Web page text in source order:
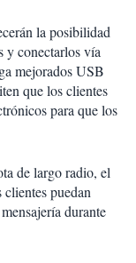
la posibilidad
y conectarlos vía
mejorados USB
que los clientes
para que los
de largo radio, el
puedan
durante